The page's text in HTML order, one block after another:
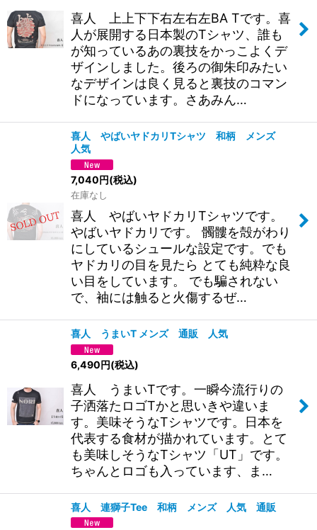
喜人 上上下下右左右左BA Tです。喜
人が展開する日本製のTシャツ、誰も
が知っているあの裏技をかっこよくデ
ザインしました。後ろの御朱印みたい
なデザインは良く見ると裏技のコマン
ドになっています。さあみん…
喜人 やばいヤドカリTシャツ 和柄 メンズ
人気
7,040円(税込)
在庫なし
喜人 やばいヤドカリTシャツです。
やばいヤドカリです。 髑髏を殻がわり
にしているシュールな設定です。でも
ヤドカリの目を見たら とても純粋な良
い目をしています。 でも騙されない
で、袖には触ると火傷するぜ…
喜人 うまいT メンズ 通販 人気
6,490円(税込)
喜人 うまいTです。一瞬今流行りの
子洒落たロゴTかと思いきや違いま
す。美味そうなTシャツです。日本を
代表する食材が描かれています。とて
も美味しそうなTシャツ「UT」です。
ちゃんとロゴも入っています、ま…
喜人 連獅子Tee 和柄 メンズ 人気 通販